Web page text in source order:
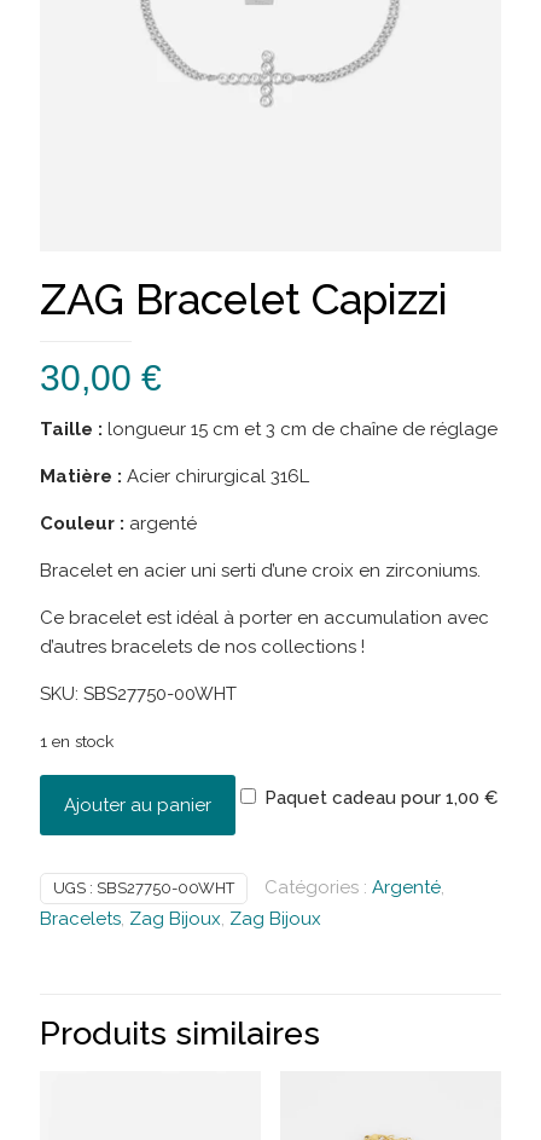
ZAG Bracelet Capizzi
30,00 €
Taille : longueur 15 cm et 3 cm de chaîne de réglage
Matière : Acier chirurgical 316L
Couleur : argenté
Bracelet en acier uni serti d’une croix en zirconiums.
Ce bracelet est idéal à porter en accumulation avec
d’autres bracelets de nos collections !
SKU: SBS27750-00WHT
1 en stock
Ajouter au panier Paquet cadeau pour 1,00 €
UGS : SBS27750-00WHT Catégories : Argenté,
Bracelets, Zag Bijoux, Zag Bijoux
Produits similaires